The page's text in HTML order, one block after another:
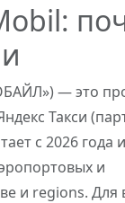
— это
Такси
с 2026 года и
и
и regions. Для